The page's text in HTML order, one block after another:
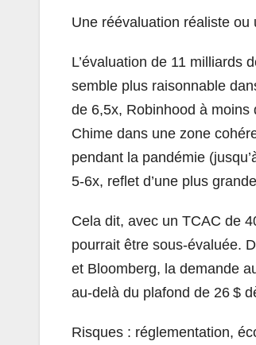
Une réévaluation réaliste ou
L’évaluation de 11 milliards
semble plus raisonnable
de 6,5x, Robinhood à
Chime dans une zone
pendant la pandémie
5-6x, reflet d’une plus
Cela dit, avec un TCAC de
pourrait être sous-évaluée.
et Bloomberg, la demande
au-delà du plafond de 26 $
Risques : réglementation,